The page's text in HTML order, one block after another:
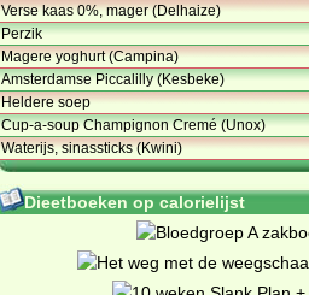
Verse kaas 0%, mager (Delhaize)
Perzik
Magere yoghurt (Campina)
Amsterdamse Piccalilly (Kesbeke)
Heldere soep
Cup-a-soup Champignon Cremé (Unox)
Waterijs, sinassticks (Kwini)
Dieetboeken op calorielijst